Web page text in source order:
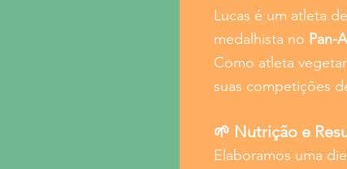
Lucas é um atleta de
medalhista no Pan-
Como atleta
suas competições
🌱 Nutrição e
Elaboramos uma